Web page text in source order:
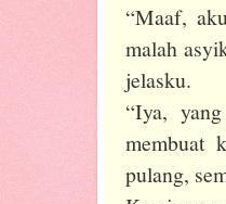
“Maaf,
malah
jelasku.
“Iya,
membuat
pulang,